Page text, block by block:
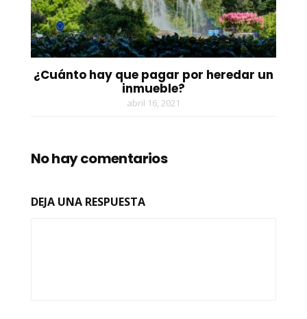
¿Cuánto hay que pagar por heredar un
inmueble?
abril 16, 2021
No hay comentarios
DEJA UNA RESPUESTA